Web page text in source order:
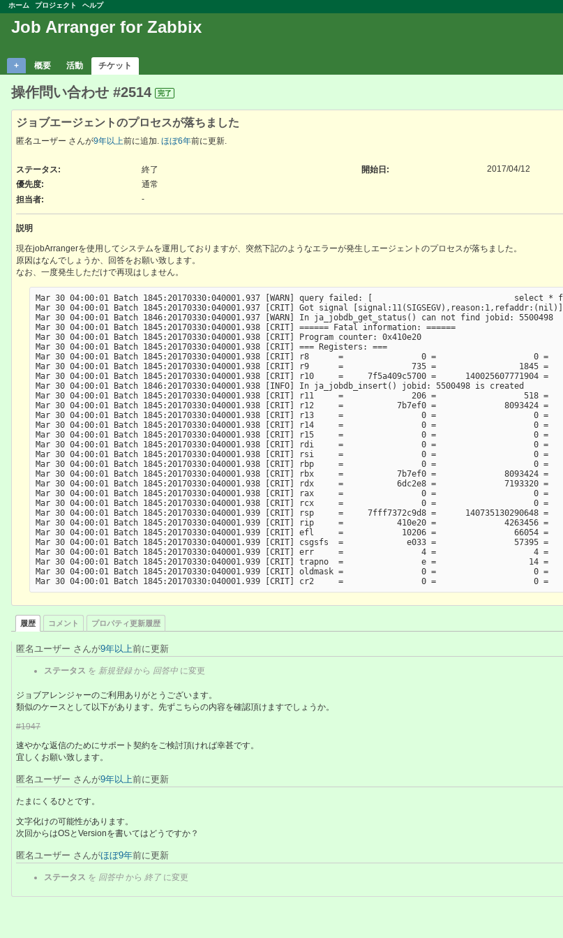
ホーム プロジェクト ヘルプ
Job Arranger for Zabbix
+ 概要 活動 チケット
操作問い合わせ #2514 完了
ジョブエージェントのプロセスが落ちました
匿名ユーザー さんが9年以上前に追加. ほぼ6年前に更新.
ステータス:
終了
優先度:
通常
担当者:
-
開始日: 2017/04/12
説明
現在jobArrangerを使用してシステムを運用しておりますが、突然下記のようなエラーが発生しエージェントのプロセスが落ちました。
原因はなんでしょうか、回答をお願い致します。
なお、一度発生しただけで再現はしません。
Mar 30 04:00:01 Batch 1845:20170330:040001.937 [WARN] query failed: [                             select *
Mar 30 04:00:01 Batch 1845:20170330:040001.937 [CRIT] Got signal
Mar 30 04:00:01 Batch 1846:20170330:040001.937 [WARN] In ja_jobdb_get_status() can not find jobid: 5500498
Mar 30 04:00:01 Batch 1845:20170330:040001.938 [CRIT] ====== Fatal information: ======
Mar 30 04:00:01 Batch 1845:20170330:040001.938 [CRIT] Program counter: 0x410e20
Mar 30 04:00:01 Batch 1845:20170330:040001.938 [CRIT] === Registers: ===
Mar 30 04:00:01 Batch 1845:20170330:040001.938 [CRIT] r8      =                0 =
Mar 30 04:00:01 Batch 1845:20170330:040001.938 [CRIT] r9      =              735 =                 1845
Mar 30 04:00:01 Batch 1845:20170330:040001.938 [CRIT] r10     =     7f5a409c5700 =      140025607771904 =
Mar 30 04:00:01 Batch 1846:20170330:040001.938 [INFO] In ja_jobdb_insert() jobid: 5500498 is created
Mar 30 04:00:01 Batch 1845:20170330:040001.938 [CRIT] r11     =              206 =                  518
Mar 30 04:00:01 Batch 1845:20170330:040001.938 [CRIT] r12     =           7b7ef0 =              8093424
Mar 30 04:00:01 Batch 1845:20170330:040001.938 [CRIT] r13     =                0 =
Mar 30 04:00:01 Batch 1845:20170330:040001.938 [CRIT] r14     =                0 =
Mar 30 04:00:01 Batch 1845:20170330:040001.938 [CRIT] r15     =                0 =
Mar 30 04:00:01 Batch 1845:20170330:040001.938 [CRIT] rdi     =                0 =
Mar 30 04:00:01 Batch 1845:20170330:040001.938 [CRIT] rsi     =                0 =
Mar 30 04:00:01 Batch 1845:20170330:040001.938 [CRIT] rbp     =                0 =
Mar 30 04:00:01 Batch 1845:20170330:040001.938 [CRIT] rbx     =           7b7ef0 =              8093424
Mar 30 04:00:01 Batch 1845:20170330:040001.938 [CRIT] rdx     =           6dc2e8 =              7193320
Mar 30 04:00:01 Batch 1845:20170330:040001.938 [CRIT] rax     =                0 =
Mar 30 04:00:01 Batch 1845:20170330:040001.938 [CRIT] rcx     =                0 =
Mar 30 04:00:01 Batch 1845:20170330:040001.939 [CRIT] rsp     =     7fff7372c9d8 =      140735130290648 =
Mar 30 04:00:01 Batch 1845:20170330:040001.939 [CRIT] rip     =           410e20 =              4263456
Mar 30 04:00:01 Batch 1845:20170330:040001.939 [CRIT] efl     =            10206 =                66054
Mar 30 04:00:01 Batch 1845:20170330:040001.939 [CRIT] csgsfs  =             e033 =                57395
Mar 30 04:00:01 Batch 1845:20170330:040001.939 [CRIT] err     =                4 =
Mar 30 04:00:01 Batch 1845:20170330:040001.939 [CRIT] trapno  =                e =
Mar 30 04:00:01 Batch 1845:20170330:040001.939 [CRIT] oldmask =                0 =
履歴 コメント プロパティ更新履歴
匿名ユーザー さんが9年以上前に更新
ステータス を 新規登録から 回答中 に変更
ジョブアレンジャーのご利用ありがとうございます。
類似のケースとして以下があります。先ずこちらの内容を確認頂けますでしょうか。
#1947
速やかな返信のためにサポート契約をご検討頂ければ幸甚です。
宜しくお願い致します。
匿名ユーザー さんが9年以上前に更新
たまにくるひとです。
文字化けの可能性があります。
次回からはOSとVersionを書いてはどうですか？
匿名ユーザー さんがほぼ9年前に更新
ステータス を 回答中 から 終了 に変更